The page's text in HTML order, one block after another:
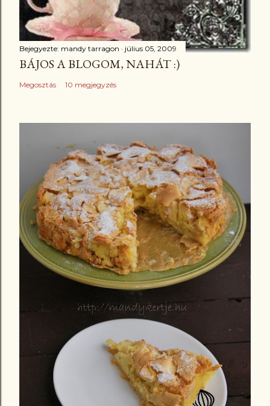
Bejegyezte: mandy tarragon július 05, 2009
BÁJOS A BLOGOM, NAHÁT :)
Megosztás 10 megjegyzés